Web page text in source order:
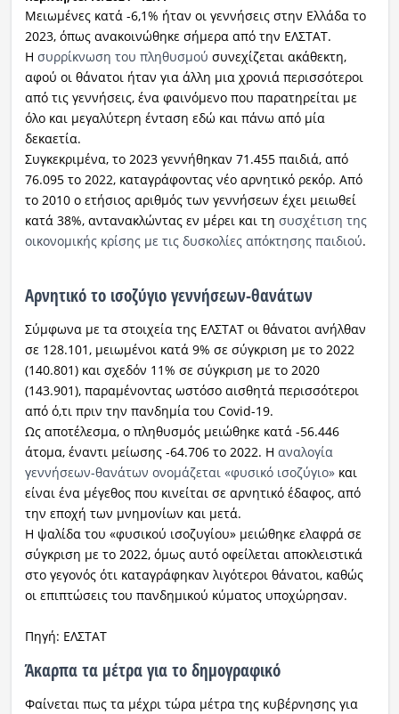
Μειωμένες κατά -6,1% ήταν οι γεννήσεις στην Ελλάδα το
2023, όπως ανακοινώθηκε σήμερα από την ΕΛΣΤΑΤ.
Η συρρίκνωση του πληθυσμού συνεχίζεται ακάθεκτη,
αφού οι θάνατοι ήταν για άλλη μια χρονιά περισσότεροι
από τις γεννήσεις, ένα φαινόμενο που παρατηρείται με
όλο και μεγαλύτερη ένταση εδώ και πάνω από μία
δεκαετία.
Συγκεκριμένα, το 2023 γεννήθηκαν 71.455 παιδιά, από
76.095 το 2022, καταγράφοντας νέο αρνητικό ρεκόρ. Από
το 2010 ο ετήσιος αριθμός των γεννήσεων έχει μειωθεί
κατά 38%, αντανακλώντας εν μέρει και τη συσχέτιση της
οικονομικής κρίσης με τις δυσκολίες απόκτησης παιδιού.
Αρνητικό το ισοζύγιο γεννήσεων-θανάτων
Σύμφωνα με τα στοιχεία της ΕΛΣΤΑΤ οι θάνατοι ανήλθαν
σε 128.101, μειωμένοι κατά 9% σε σύγκριση με το 2022
(140.801) και σχεδόν 11% σε σύγκριση με το 2020
(143.901), παραμένοντας ωστόσο αισθητά περισσότεροι
από ό,τι πριν την πανδημία του Covid-19.
Ως αποτέλεσμα, ο πληθυσμός μειώθηκε κατά -56.446
άτομα, έναντι μείωσης -64.706 το 2022. Η αναλογία
γεννήσεων-θανάτων ονομάζεται «φυσικό ισοζύγιο»και
είναι ένα μέγεθος που κινείται σε αρνητικό έδαφος, από
την εποχή των μνημονίων και μετά.
Η ψαλίδα του «φυσικού ισοζυγίου» μειώθηκε ελαφρά σε
σύγκριση με το 2022, όμως αυτό οφείλεται αποκλειστικά
στο γεγονός ότι καταγράφηκαν λιγότεροι θάνατοι, καθώς
οι επιπτώσεις του πανδημικού κύματος υποχώρησαν.
Πηγή: ΕΛΣΤΑΤ
Άκαρπα τα μέτρα για το δημογραφικό
Φαίνεται πως τα μέχρι τώρα μέτρα της κυβέρνησης για